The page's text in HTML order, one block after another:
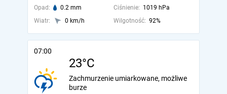
Opad: 0.2 mm Ciśnienie: 1019 hPa
Wiatr:
0 km/h Wilgotność: 92%
07:00
23°C
Zachmurzenie umiarkowane, możliwe
burze